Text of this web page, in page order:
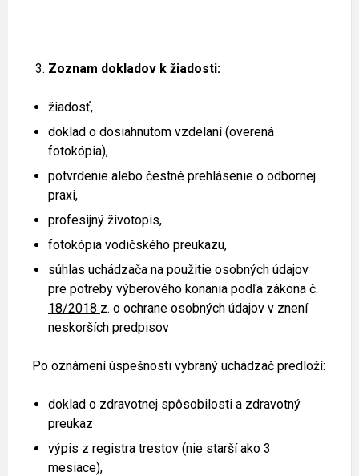
Zoznam dokladov k žiadosti:
žiadosť,
doklad o dosiahnutom vzdelaní (overená
fotokópia),
potvrdenie alebo čestné prehlásenie o odbornej
praxi,
profesijný životopis,
fotokópia vodičského preukazu,
súhlas uchádzača na použitie osobných údajov
pre potreby výberového konania podľa zákona č.
18/2018 z. o ochrane osobných údajov v znení
neskorších predpisov
Po oznámení úspešnosti vybraný uchádzač predloží:
doklad o zdravotnej spôsobilosti a zdravotný
preukaz
výpis z registra trestov (nie starší ako 3
mesiace),